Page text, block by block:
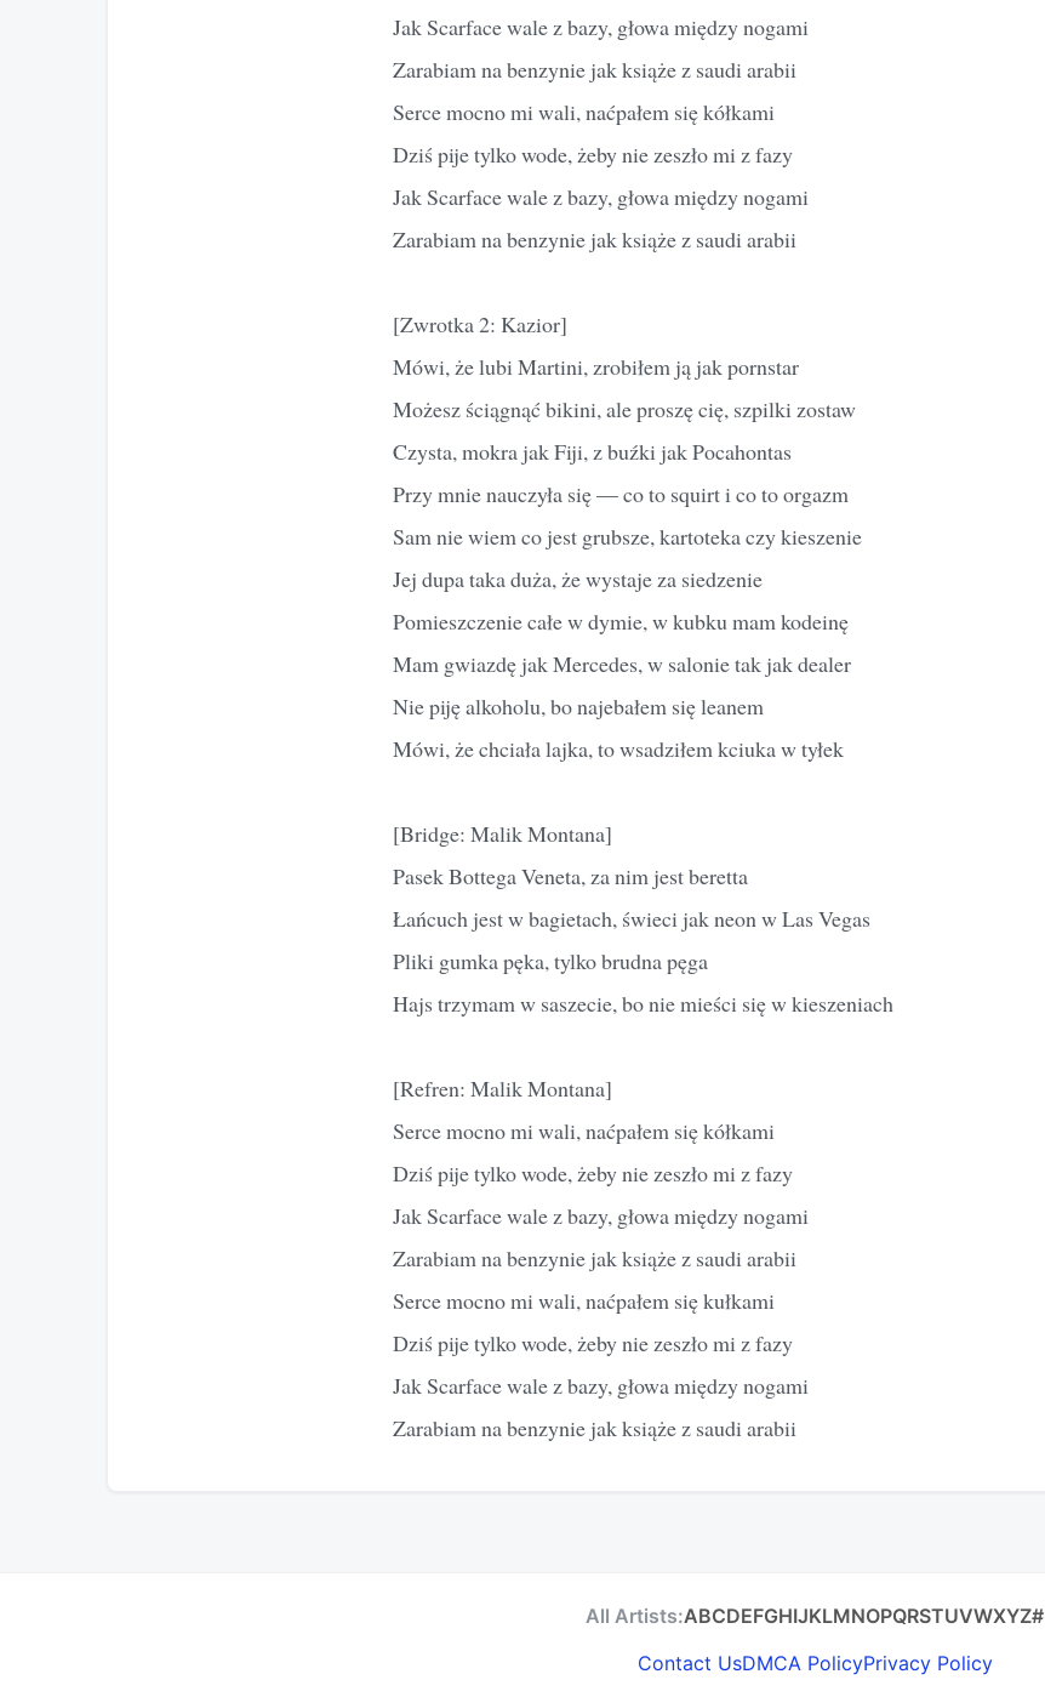
Jak Scarface wale z bazy, głowa między nogami
Zarabiam na benzynie jak książe z saudi arabii
Serce mocno mi wali, naćpałem się kółkami
Dziś pije tylko wode, żeby nie zeszło mi z fazy
Jak Scarface wale z bazy, głowa między nogami
Zarabiam na benzynie jak książe z saudi arabii
[Zwrotka 2: Kazior]
Mówi, że lubi Martini, zrobiłem ją jak pornstar
Możesz ściągnąć bikini, ale proszę cię, szpilki zostaw
Czysta, mokra jak Fiji, z buźki jak Pocahontas
Przy mnie nauczyła się — co to squirt i co to orgazm
Sam nie wiem co jest grubsze, kartoteka czy kieszenie
Jej dupa taka duża, że wystaje za siedzenie
Pomieszczenie całe w dymie, w kubku mam kodeinę
Mam gwiazdę jak Mercedes, w salonie tak jak dealer
Nie piję alkoholu, bo najebałem się leanem
Mówi, że chciała lajka, to wsadziłem kciuka w tyłek
[Bridge: Malik Montana]
Pasek Bottega Veneta, za nim jest beretta
Łańcuch jest w bagietach, świeci jak neon w Las Vegas
Pliki gumka pęka, tylko brudna pęga
Hajs trzymam w saszecie, bo nie mieści się w kieszeniach
[Refren: Malik Montana]
Serce mocno mi wali, naćpałem się kółkami
Dziś pije tylko wode, żeby nie zeszło mi z fazy
Jak Scarface wale z bazy, głowa między nogami
Zarabiam na benzynie jak książe z saudi arabii
Serce mocno mi wali, naćpałem się kułkami
Dziś pije tylko wode, żeby nie zeszło mi z fazy
Jak Scarface wale z bazy, głowa między nogami
Zarabiam na benzynie jak książe z saudi arabii
All Artists:ABCDEFGHIJKLMNOPQRSTUVWXYZ#
Contact UsDMCA PolicyPrivacy Policy